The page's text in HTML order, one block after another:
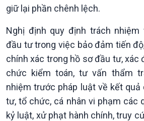
Tin Đời sống & Xã hội
360 độ Sức khỏe
Chuyển đổi Xanh
Tài nguyên và Môi trường
Chuyên gia của bạn
Xã hội chuyển động
Bước chân đến trường
Tin
Kết
Sống
khí
giữ lại phần chênh lệch.
Nghị định quy định trách nhiệm
đầu tư trong việc bảo đảm tiến
chính xác trong hồ sơ đầu tư, xác
chức kiểm toán, tư vấn thẩm
nhiệm trước pháp luật về kết quả
tư, tổ chức, cá nhân vi phạm các
kỷ luật, xử phạt hành chính, truy